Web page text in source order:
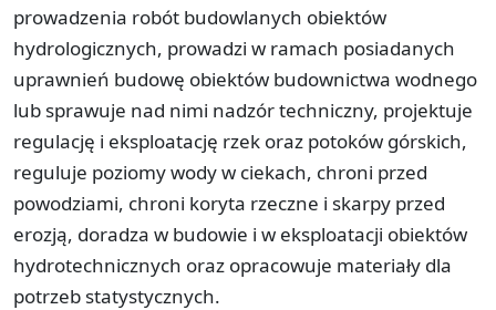
prowadzenia robót budowlanych obiektów
hydrologicznych, prowadzi w ramach posiadanych
uprawnień budowę obiektów budownictwa wodnego
lub sprawuje nad nimi nadzór techniczny, projektuje
regulację i eksploatację rzek oraz potoków górskich,
reguluje poziomy wody w ciekach, chroni przed
powodziami, chroni koryta rzeczne i skarpy przed
erozją, doradza w budowie i w eksploatacji obiektów
hydrotechnicznych oraz opracowuje materiały dla
potrzeb statystycznych.